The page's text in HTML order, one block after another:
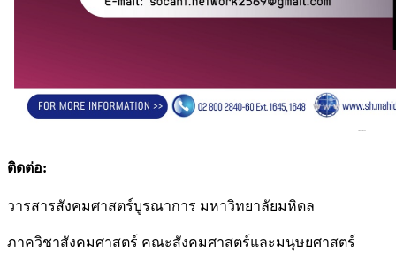
ติดต่อ:
วารสารสังคมศาสตร์บูรณาการ มหาวิทยาลัยมหิดล
ภาควิชาสังคมศาสตร์ คณะสังคมศาสตร์และมนุษยศาสตร์